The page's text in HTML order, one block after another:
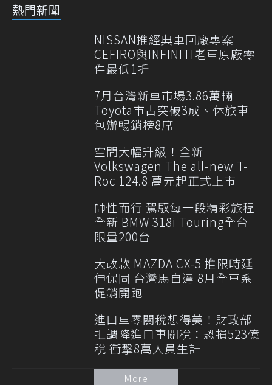
熱門新聞
NISSAN推經典車回廠專案
CEFIRO與INFINITI老車原廠零
件最低1折
7月台灣新車市場3.86萬輛
Toyota市占突破3成、休旅車
包辦暢銷榜8席
空間大幅升級！全新
Volkswagen The all-new T-
Roc 124.8 萬元起正式上市
帥性而行 駕馭每一段精彩旅程
全新 BMW 318i Touring全台
限量200台
大改款 MAZDA CX-5 推限時延
伸保固 台灣馬自達 8月全車系
促銷開跑
進口車零關稅想得美！財政部
拒調降進口車關稅：恐損523億
稅 衝擊8萬人員生計
More